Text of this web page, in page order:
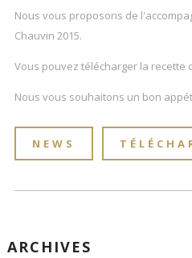
Nous vous proposons de
Chauvin 2015.
Vous pouvez télécharger la recette
Nous vous souhaitons un bon
NEWS
ARCHIVES